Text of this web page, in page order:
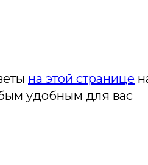
на этой странице
удобным для вас